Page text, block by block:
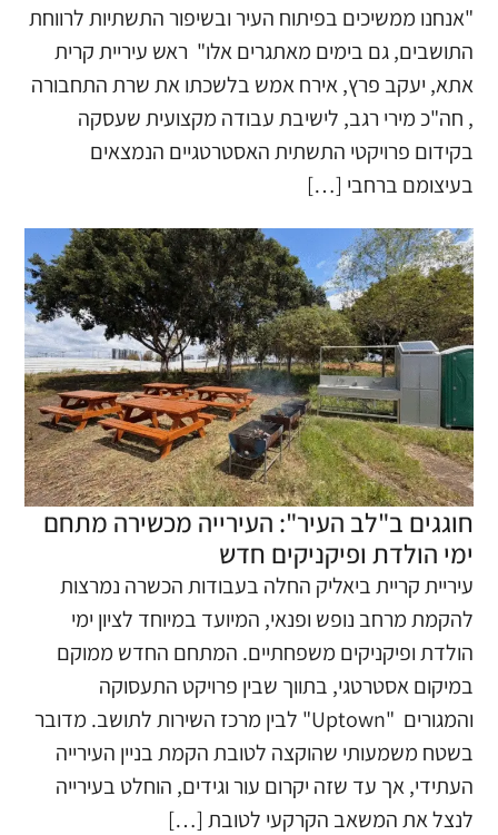
"אנחנו ממשיכים בפיתוח העיר ובשיפור התשתיות לרווחת
התושבים, גם בימים מאתגרים אלו" ​ ראש עיריית קרית
אתא, יעקב פרץ, אירח אמש בלשכתו את שרת התחבורה
, חה"כ מירי רגב, לישיבת עבודה מקצועית שעסקה
בקידום פרויקטי התשתית האסטרטגיים הנמצאים
בעיצומם ברחבי […]
חוגגים ב"לב העיר": העירייה מכשירה מתחם
ימי הולדת ופיקניקים חדש
עיריית קריית ביאליק החלה בעבודות הכשרה נמרצות
להקמת מרחב נופש ופנאי, המיועד במיוחד לציון ימי
הולדת ופיקניקים משפחתיים. המתחם החדש ממוקם
במיקום אסטרטגי, בתווך שבין פרויקט התעסוקה
והמגורים "Uptown" לבין מרכז השירות לתושב. מדובר
בשטח משמעותי שהוקצה לטובת הקמת בניין העירייה
העתידי, אך עד שזה יקרום עור וגידים, הוחלט בעירייה
לנצל את המשאב הקרקעי לטובת […]